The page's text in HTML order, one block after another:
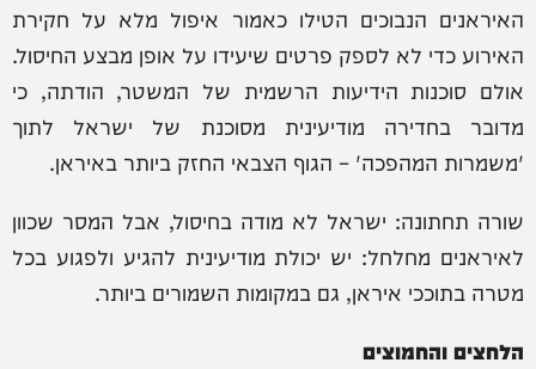
האיראנים הנבוכים הטילו כאמור איפול מלא על חקירת
האירוע כדי לא לספק פרטים שיעידו על אופן מבצע החיסול.
אולם סוכנות הידיעות הרשמית של המשטר, הודתה, כי
מדובר בחדירה מודיעינית מסוכנת של ישראל לתוך
'משמרות המהפכה' – הגוף הצבאי החזק ביותר באיראן.
שורה תחתונה: ישראל לא מודה בחיסול, אבל המסר שכוון
לאיראנים מחלחל: יש יכולת מודיעינית להגיע ולפגוע בכל
מטרה בתוככי איראן, גם במקומות השמורים ביותר.
הלחצים והחמוצים